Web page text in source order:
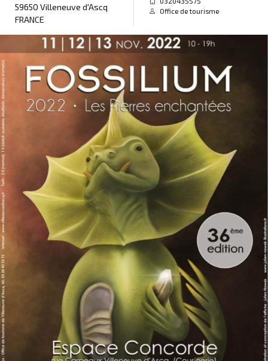
59650 Villeneuve d'Ascq
FRANCE
Office de tourisme